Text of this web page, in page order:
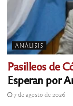
ANÁLISIS
Pasilleos de
Esperan por
7 de agosto de 2026